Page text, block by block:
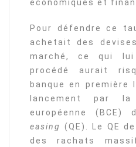
économiques et
Pour défendre ce
achetait des
marché, ce qui
procédé aurait
banque en première
lancement par la
européenne (BCE)
easing
(QE). Le QE
des rachats